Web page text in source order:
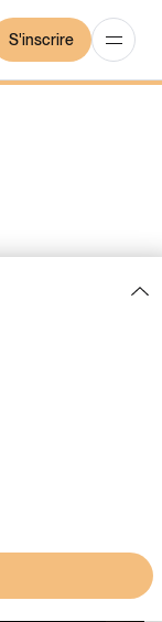
S'inscrire